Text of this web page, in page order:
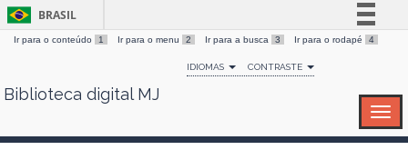
Skip
BRASIL
Simplifique!
Comunica BR
Ir para o conteúdo 1 Ir para o menu 2 Ir para a busca 3 Ir para o rodapé 4
IDIOMAS CONTRASTE
Biblioteca digital MJ